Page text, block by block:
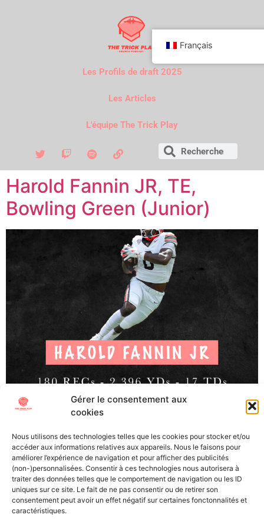
Gérer le consentement aux
cookies
Nous utilisons des technologies telles que les cookies pour stocker et/ou
accéder aux informations relatives aux appareils. Nous le faisons pour
améliorer l’expérience de navigation et pour afficher des publicités
(non-)personnalisées. Consentir à ces technologies nous autorisera à
traiter des données telles que le comportement de navigation ou les ID
uniques sur ce site. Le fait de ne pas consentir ou de retirer son
consentement peut avoir un effet négatif sur certaines fonctonnalités et
caractéristiques.
Les Profils de draft 2025
Les Articles
L'équipe The Trick Play
Harold Fannin JR, TE,
Bowling Green (Junior)
Harold Fannin JR, TE, Bowling Green (Junior) La Draft
NFL 2025 approche à grand pas et malgré une cuvée
qui de prime abord semblait manquer de talent, l’équipe
de The Trick Play s’est à nouveau plongé dans les tapes
afin de pouvoir vous proposer les scouting reports des
joueurs qui porteront bientôt le maillot de […]
Français